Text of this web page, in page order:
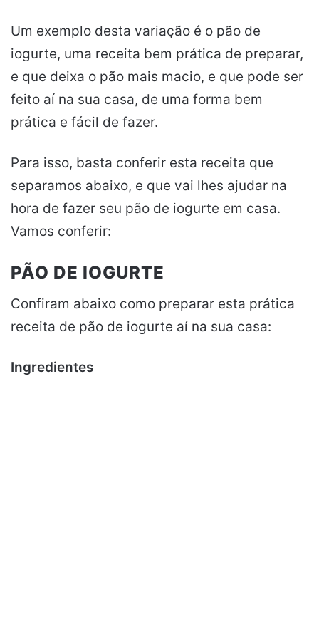
Um exemplo desta variação é o pão de
iogurte, uma receita bem prática de preparar,
e que deixa o pão mais macio, e que pode ser
feito aí na sua casa, de uma forma bem
prática e fácil de fazer.
Para isso, basta conferir esta receita que
separamos abaixo, e que vai lhes ajudar na
hora de fazer seu pão de iogurte em casa.
Vamos conferir:
PÃO DE IOGURTE
Confiram abaixo como preparar esta prática
receita de pão de iogurte aí na sua casa:
Ingredientes